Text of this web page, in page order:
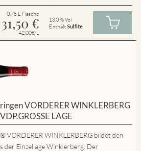
0.75 L Flasche
31,50 €
42.00€/L
13.0 % Vol
EnthältSulfite
VORDERER WINKLERBERG
LAGE
VORDERER WINKLERBERG bildet den
der Einzellage Winklerberg. Der